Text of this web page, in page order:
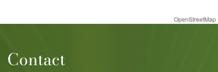
OpenStreetMap
Contact